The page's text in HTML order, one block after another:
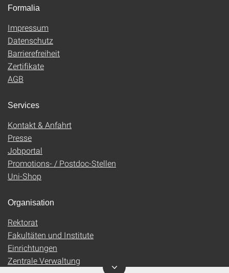
Formalia
Impressum
Datenschutz
Barrierefreiheit
Zertifikate
AGB
Services
Kontakt & Anfahrt
Presse
Jobportal
Promotions- / Postdoc-Stellen
Uni-Shop
Organisation
Rektorat
Fakultäten und Institute
Einrichtungen
Zentrale Verwaltung